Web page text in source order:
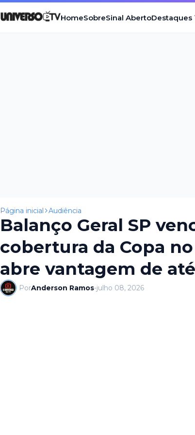
HomeSobreSinal AbertoDestaques
Página inicial Audiência
Balanço Geral SP
cobertura da Copa no
abre vantagem de
PorAnderson Ramos-julho 08, 2026